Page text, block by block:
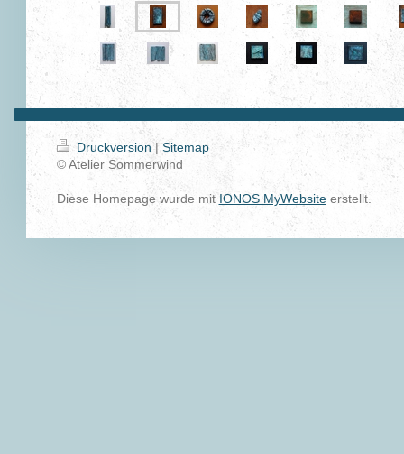
Druckversion| Sitemap
© Atelier Sommerwind
Diese Homepage wurde mit IONOS MyWebsiteerstellt.